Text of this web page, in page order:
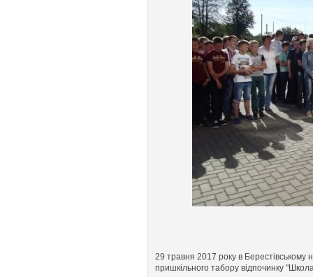
29 травня 2017 року в Берестівському
пришкільного табору відпочинку